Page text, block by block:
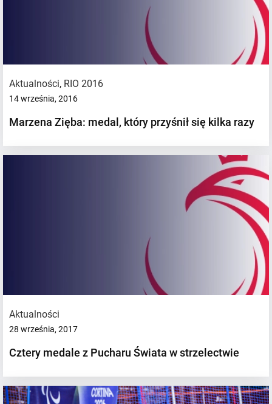
Aktualności, RIO 2016
14 września, 2016
Marzena Zięba: medal, który przyśnił się kilka razy
Aktualności
28 września, 2017
Cztery medale z Pucharu Świata w strzelectwie